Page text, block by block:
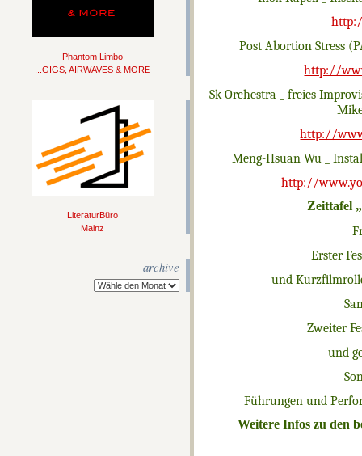
Phantom Limbo
...GIGS, AIRWAVES & MORE
LiteraturBüro
Mainz
archive
Post Abortion Stress
http://
Sk Orchestra _ freies
http://
Meng-Hsuan Wu _
http://
Zeittafel
Erster
und
Zweiter
und
Führungenund
Weitere Infos zu den